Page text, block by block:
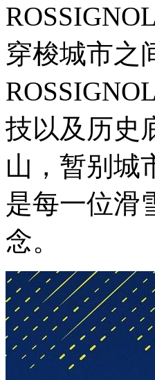
穿梭城市之
技以及历史
山，暂别城
是每一位滑
念。